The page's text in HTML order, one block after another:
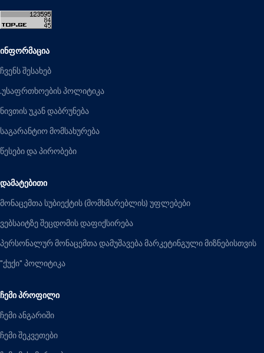
ᲘᲜᲤᲝᲠᲛᲐᲪᲘᲐ
ჩვენს შესახებ
.უსაფრთხოების პოლიტიკა
ნივთის უკან დაბრუნება
საგარანტიო მომსახურება
წესები და პირობები
ᲓᲐᲛᲐᲢᲔᲑᲘᲗᲘ
მონაცემთა სუბიექტის (მომხმარებლის) უფლებები
ვებსაიტზე შეცდომის დაფიქსირება
პერსონალურ მონაცემთა დამუშავება მარკეტინგული მიზნებისთვის
"ქუქი" პოლიტიკა
ᲩᲔᲛᲘ ᲞᲠᲝᲤᲘᲚᲘ
ჩემი ანგარიში
ჩემი შეკვეთები